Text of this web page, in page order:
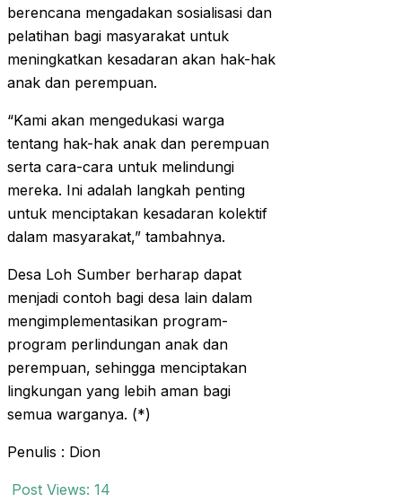
berencana mengadakan sosialisasi dan
pelatihan bagi masyarakat untuk
meningkatkan kesadaran akan hak-hak
anak dan perempuan.
“Kami akan mengedukasi warga
tentang hak-hak anak dan perempuan
serta cara-cara untuk melindungi
mereka. Ini adalah langkah penting
untuk menciptakan kesadaran kolektif
dalam masyarakat,” tambahnya.
Desa Loh Sumber berharap dapat
menjadi contoh bagi desa lain dalam
mengimplementasikan program-
program perlindungan anak dan
perempuan, sehingga menciptakan
lingkungan yang lebih aman bagi
semua warganya. (*)
Penulis : Dion
Post Views: 14